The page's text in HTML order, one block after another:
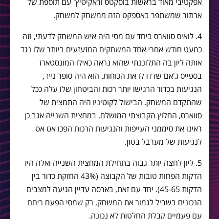
ארתור שמשתפר באספקט הזה ממשחק למשחק.
4. לואיס סווארס ביחד עם מסי היה איש המשחק לדעתי, וזה
כמעט חודש אחרי אחד המשחקים המזעזעים ביותר שלו נגד
אותה ליון בה התלוננתי שהוא נראה כאילו המונסטארז
בספייס ג'אם שדדו לו את הכוחות. הוא היה סופר נייד,
הנגיעות בכדור הרגישו יותר רכות והביטחון שלו עלה ככל
שהתקדם המשחק. הבישול לקוטיניו היה התמצית של
סווארס, החלוץ הקבוצתי המושלם. במחצית השנייה אגב כן
ראינו את סיממני העייפות והנגיעות הרכות הפכו אט אט
לנגיעות של מערבל בטון.
5. ליון לחצה יותר גבוה בתחילת המחצית השנייה ואלה היו
הדקות הפחות טובות של הקבוצה (43% החזקת כדור בין
הדקות 45-65). יחד עם זאת, בארסה עדיין הגיעה למצבים
הנכונים בשביל לגמור את המשחק, רק שמסי הפעם ריחם
עם פעמיים קבלת החלטות לא נכונה.